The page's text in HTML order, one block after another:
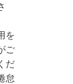
を
ご
だ
怠